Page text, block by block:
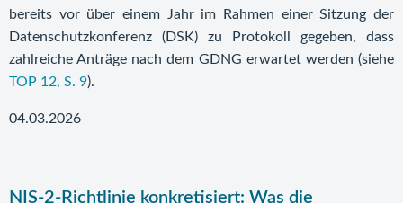
bereits vor über einem Jahr im Rahmen einer Sitzung der
Datenschutzkonferenz (DSK) zu Protokoll gegeben, dass
zahlreiche Anträge nach dem GDNG erwartet werden (siehe
TOP 12, S. 9).
04.03.2026
NIS-2-Richtlinie konkretisiert: Was die